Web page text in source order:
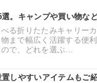
。キャンプや買い物な
る折りたたみキャリー
まで幅広く活躍する便
で、どれを選ぶ...
しやすいアイテムもご